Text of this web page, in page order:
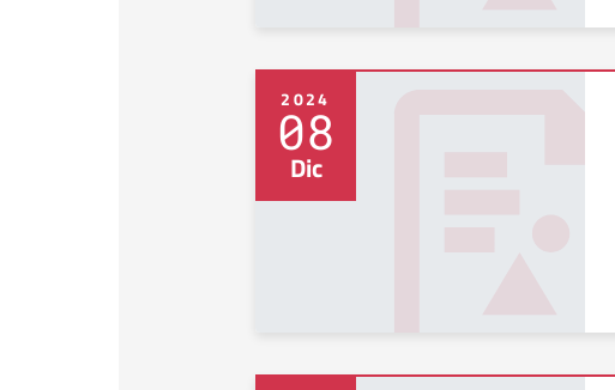
2024
08
Dic